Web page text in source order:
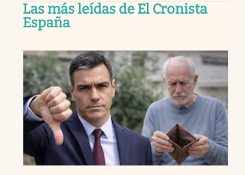
Las más leídas de El Cronista
España